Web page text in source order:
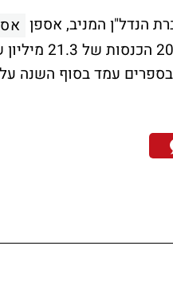
הנדל"ן המניב, אספן